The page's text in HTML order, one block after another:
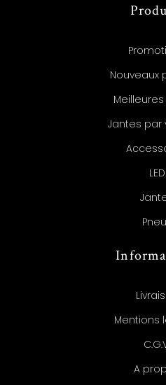
Nouveaux
Jantes par
LED
Mentions
A